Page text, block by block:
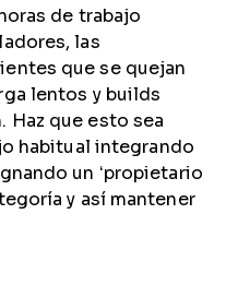
de trabajo
las
que se quejan
lentos y builds
Haz que esto sea
habitual integrando
un ‘propietario
y así mantener